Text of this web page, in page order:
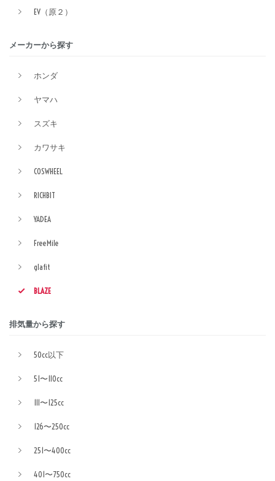
EV（原２）
メーカーから探す
ホンダ
ヤマハ
スズキ
カワサキ
COSWHEEL
RICHBIT
YADEA
FreeMile
glafit
BLAZE
排気量から探す
50cc以下
51〜110cc
111〜125cc
126〜250cc
251〜400cc
401〜750cc